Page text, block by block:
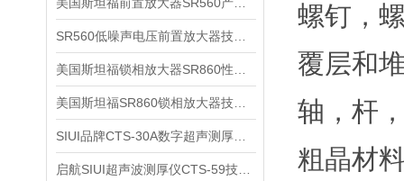
螺钉，
覆层和
轴，杆
粗晶材